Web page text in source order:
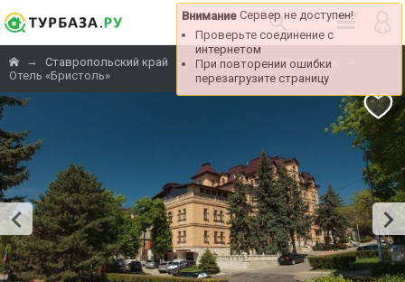
Внимание Сервер не доступен!
Проверьте соединение с
интернетом
При повторении ошибки
перезагрузите страницу
→ Ставропольский край → Пятигорск → Пятигорск
Отель «Бристоль»